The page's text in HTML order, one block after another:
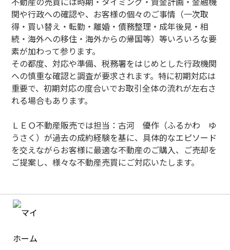
関や行政への確認や、お客様の個々のご事情（一次取
得・買い替え・転勤・離婚・債務整理・成年後見・相
続・海外への移住・海外からの帰国等）等いろいろな要
素が加わって参ります。
その都度、対応や準備、税務署をはじめとした行政機関
への慎重な確認と調査が要求されます。特に初期対応は
重要で、初期対応の度合いでお取引全体の流れが左右さ
れる場合もあります。
ＬＥＯ不動産販売では担当：古河 優作（ふるかわ ゆ
うさく）が過去の成約経験を基に、具体的なエピソード
を交えながらお客様に最適な不動産のご購入、ご売却を
ご提案し、様々な不動産売買にご対応いたします。